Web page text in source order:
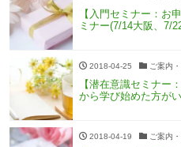
【入門セミナー：お
ミナー(7/14大阪、7/
2018-04-25 ご案内
【潜在意識セミナー
から学び始めた方が
2018-04-19 ご案内